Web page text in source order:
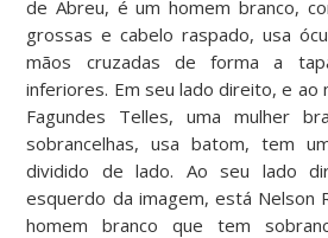
de Abreu, é um homem branco,
grossas e cabelo raspado, usa
mãos cruzadas de forma a
inferiores. Em seu lado direito, e ao
Fagundes Telles, uma mulher
sobrancelhas, usa batom, tem
dividido de lado. Ao seu lado
esquerdo da imagem, está Nelson
homem branco que tem